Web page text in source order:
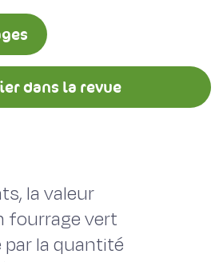
dans la revue
la valeur
fourrage vert
la quantité